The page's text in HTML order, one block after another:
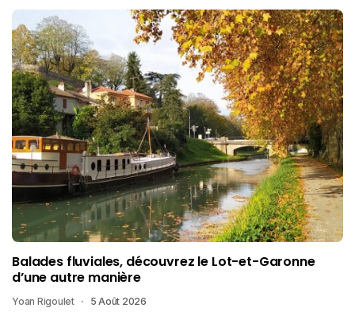
Balades fluviales, découvrez le Lot-et-Garonne
d’une autre manière
Yoan Rigoulet 5 Août 2026